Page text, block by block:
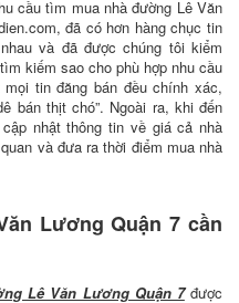
cầu tìm mua nhà đường Lê Văn
đã có hơn hàng chục tin
và đã được chúng tôi kiểm
kiếm sao cho phù hợp nhu cầu
tin đăng bán đều chính xác,
bán thịt chó”. Ngoài ra, khi đến
nhật thông tin về giá cả nhà
và đưa ra thời điểm mua nhà
Lương Quận 7 cần
Lê Văn Lương Quận 7được